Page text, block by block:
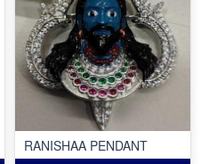
RANISHAA PENDANT